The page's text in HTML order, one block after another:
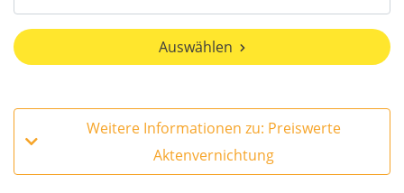
Auswählen
Weitere Informationen zu: Preiswerte
Aktenvernichtung